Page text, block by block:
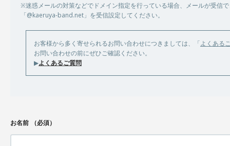
※迷惑メールの対策などでドメイン指定を行っている場合、メールが受信
「@kaeruya-band.net」を受信設定してください。
お客様から多く寄せられるお問い合わせにつきましては、「よくある
お問い合わせの前にぜひご確認ください。
▶よくあるご質問
お名前 （必須）